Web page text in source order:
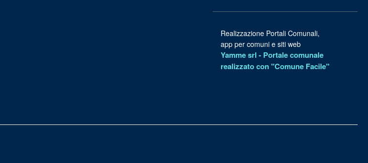
Realizzazione Portali Comunali,
app per comuni e siti web
Yamme srl - Portale comunale
realizzato con "Comune Facile"